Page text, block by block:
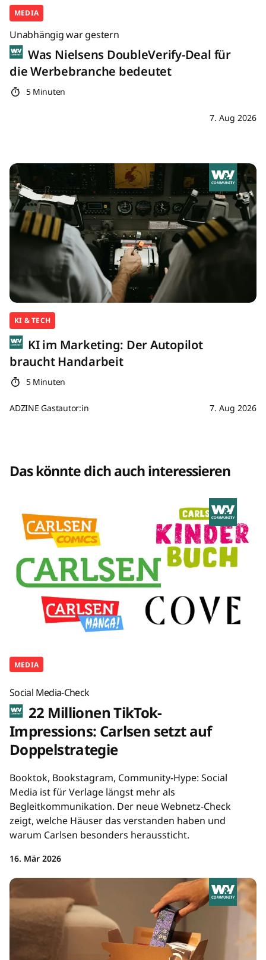
MEDIA
Unabhängig war gestern
Was Nielsens DoubleVerify-Deal für
die Werbebranche bedeutet
5 Minuten
7. Aug 2026
KI & TECH
KI im Marketing: Der Autopilot
braucht Handarbeit
5 Minuten
ADZINE Gastautor:in 7. Aug 2026
Das könnte dich auch interessieren
MEDIA
Social Media-Check
22 Millionen TikTok-
Impressions: Carlsen setzt auf
Doppelstrategie
Booktok, Bookstagram, Community-Hype: Social
Media ist für Verlage längst mehr als
Begleitkommunikation. Der neue Webnetz-Check
zeigt, welche Häuser das verstanden haben und
warum Carlsen besonders heraussticht.
16. Mär 2026